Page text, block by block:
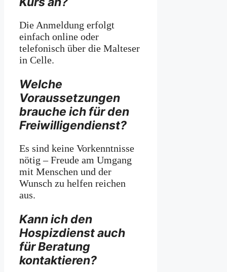
Die Anmeldung erfolgt
einfach online oder
telefonisch über die Malteser
in Celle.
Welche
Voraussetzungen
brauche ich für den
Freiwilligendienst?
Es sind keine Vorkenntnisse
nötig – Freude am Umgang
mit Menschen und der
Wunsch zu helfen reichen
aus.
Kann ich den
Hospizdienst auch
für Beratung
kontaktieren?